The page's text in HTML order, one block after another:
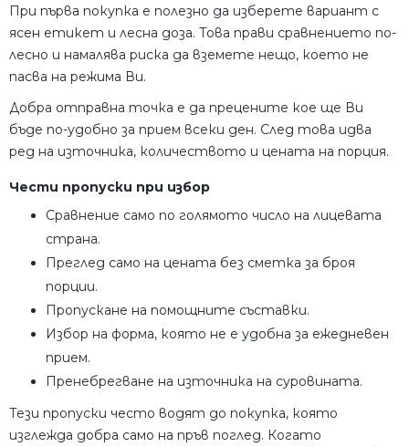
При първа покупка е полезно да изберете вариант с
ясен етикет и лесна доза. Това прави сравнението по-
лесно и намалява риска да вземете нещо, което не
пасва на режима Ви.
Добра отправна точка е да прецените кое ще Ви
бъде по-удобно за прием всеки ден. След това идва
ред на източника, количеството и цената на порция.
Чести пропуски при избор
Сравнение само по голямото число на лицевата
страна.
Преглед само на цената без сметка за броя
порции.
Пропускане на помощните съставки.
Избор на форма, която не е удобна за ежедневен
прием.
Пренебрегване на източника на суровината.
Тези пропуски често водят до покупка, която
изглежда добра само на пръв поглед. Когато